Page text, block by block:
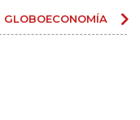
GLOBOECONOMÍA